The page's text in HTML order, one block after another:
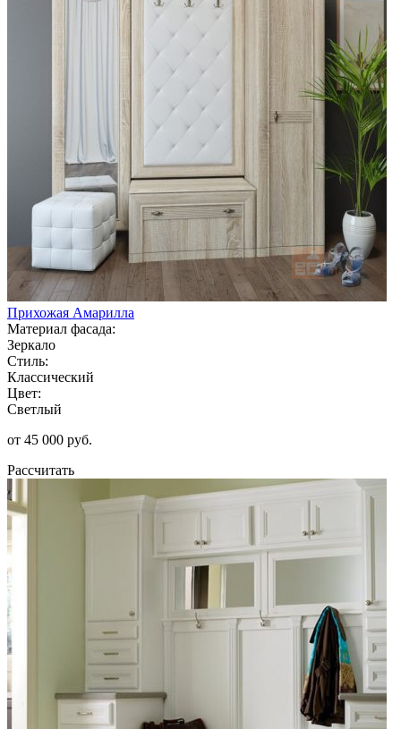
Прихожая Амарилла
Материал фасада:
Зеркало
Стиль:
Классический
Цвет:
Светлый
от 45 000 руб.
Рассчитать